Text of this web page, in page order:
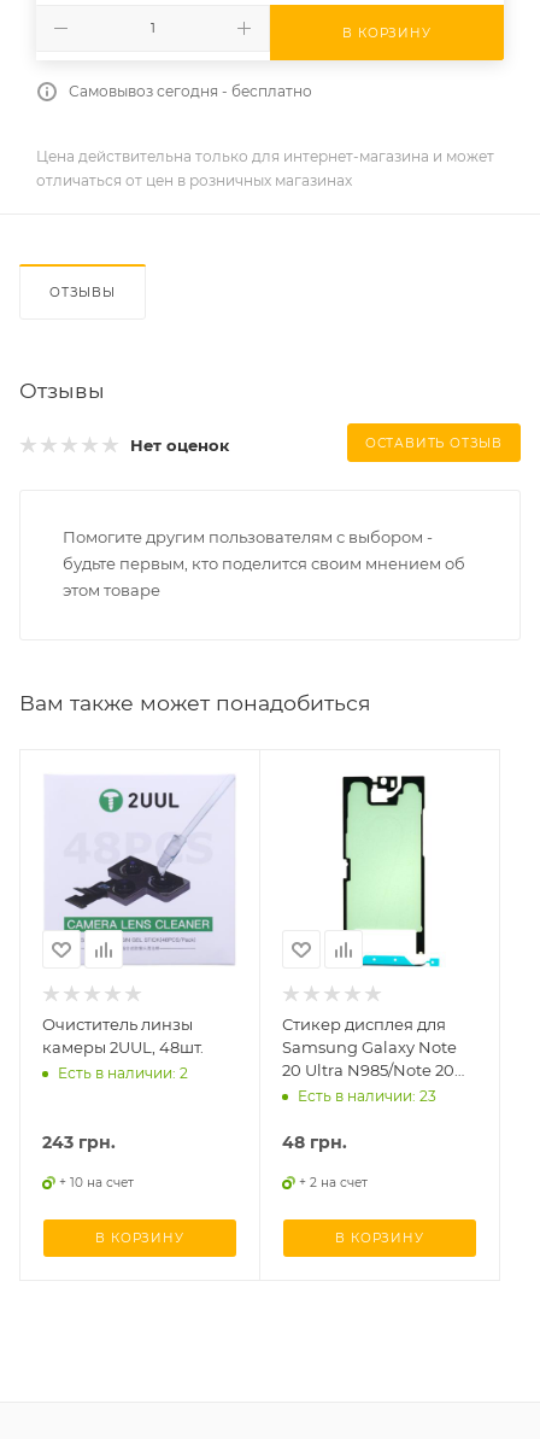
В КОРЗИНУ
Самовывоз сегодня - бесплатно
Цена действительна только для интернет-магазина и может
отличаться от цен в розничных магазинах
ОТЗЫВЫ
Отзывы
Нет оценок ОСТАВИТЬ ОТЗЫВ
Помогите другим пользователям с выбором -
будьте первым, кто поделится своим мнением об
этом товаре
Вам также может понадобиться
Очиститель линзы
камеры 2UUL, 48шт.
Есть в наличии: 2
243 грн.
+ 10 на счет
В КОРЗИНУ
Стикер дисплея для
Samsung Galaxy Note
20 Ultra N985/Note 20
Ultra 5G N986
Есть в наличии: 23
48 грн.
+ 2 на счет
В КОРЗИНУ